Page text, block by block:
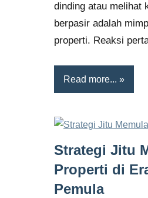
dinding atau melihat
berpasir adalah
properti. Reaksi
Read more...
Strategi Jitu
Properti di
Pemula